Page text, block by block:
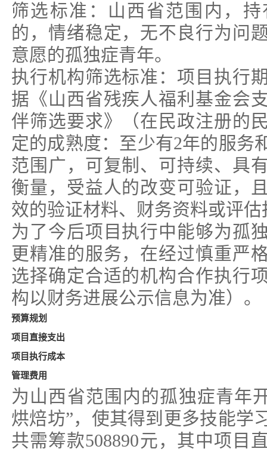
筛选标准：山西省范围内，
的，情绪稳定，无不良行为问
意愿的孤独症青年。
执行机构筛选标准：项目执行
据《山西省残疾人福利基金会
伴筛选要求》（在民政注册的
定的成熟度：至少有2年的服务
范围广，可复制、可持续、具
衡量，受益人的改变可验证，
效的验证材料、财务资料或评
为了今后项目执行中能够为孤
更精准的服务，在经过慎重严
选择确定合适的机构合作执行
构以财务进展公示信息为准）。
预算规划
项目直接支出
项目执行成本
管理费用
为山西省范围内的孤独症青年
烘焙坊”，使其得到更多技能学
共需筹款508890元，其中项目